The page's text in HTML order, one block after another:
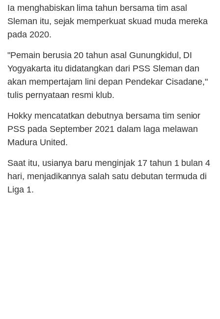
Ia menghabiskan lima tahun bersama tim asal
Sleman itu, sejak memperkuat skuad muda mereka
pada 2020.
"Pemain berusia 20 tahun asal Gunungkidul, DI
Yogyakarta itu didatangkan dari PSS Sleman dan
akan mempertajam lini depan Pendekar Cisadane,"
tulis pernyataan resmi klub.
Hokky mencatatkan debutnya bersama tim senior
PSS pada September 2021 dalam laga melawan
Madura United.
Saat itu, usianya baru menginjak 17 tahun 1 bulan 4
hari, menjadikannya salah satu debutan termuda di
Liga 1.